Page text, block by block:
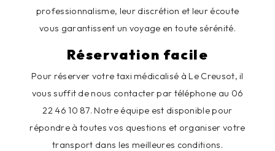
professionnalisme, leur discrétion et leur écoute
vous garantissent un voyage en toute sérénité.
Réservation facile
Pour réserver votre taxi médicalisé à Le Creusot, il
vous suffit de nous contacter par téléphone au 06
22 46 10 87. Notre équipe est disponible pour
répondre à toutes vos questions et organiser votre
transport dans les meilleures conditions.